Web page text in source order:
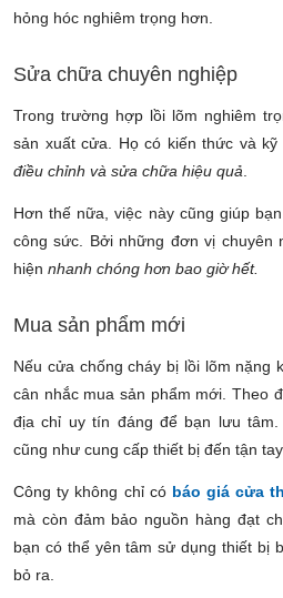
hỏng hóc nghiêm trọng hơn.
Sửa chữa chuyên nghiệp
Trong trường hợp lồi lõm nghiêm
sản xuất cửa. Họ có kiến thức và kỹ
điều chỉnh và sửa chữa hiệu quả
Hơn thế nữa, việc này cũng giúp
công sức. Bởi những đơn vị chuyên
hiện nhanh chóng hơn bao giờ hết.
Mua sản phẩm mới
Nếu cửa chống cháy bị lồi lõm nặng
cân nhắc mua sản phẩm mới. Theo
địa chỉ uy tín đáng để bạn lưu
cũng như cung cấp thiết bị đến tận
Công ty không chỉ có báo giá cửa
mà còn đảm bảo nguồn hàng đạt
bạn có thể yên tâm sử dụng thiết bị
bỏ ra.